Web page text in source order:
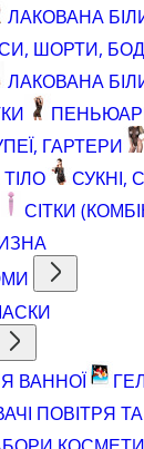
ЛАКОВАНА
ШОРТИ,
ЛАКОВАНА
ГАРТЕРИ
СУКНІ,
СІТКИ
ВАННОЇ
ПОВІТРЯ